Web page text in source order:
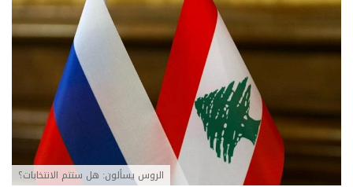
الروس يسألون: هل ستتم الانتخابات؟